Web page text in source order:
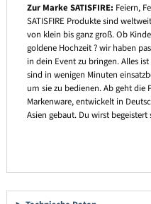
Zur Marke SATISFIRE: Feiern,
SATISFIRE Produkte sind
von klein bis ganz groß. Ob
goldene Hochzeit ? wir haben
in dein Event zu bringen. Alles
sind in wenigen Minuten
um sie zu bedienen. Ab geht die
Markenware, entwickelt in
Asien gebaut. Du wirst begeistert